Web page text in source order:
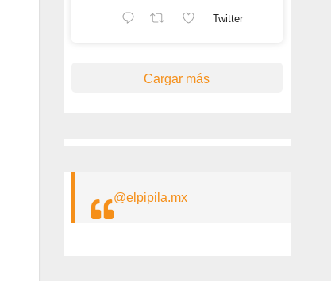
Twitter
Cargar más
@elpipila.mx